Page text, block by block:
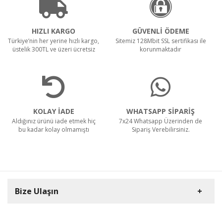
HIZLI KARGO
Türkiye’nin her yerine hızlı kargo,
üstelik 300TL ve üzeri ücretsiz
GÜVENLİ ÖDEME
Sitemiz 128Mbit SSL sertifikası ile
korunmaktadır
KOLAY İADE
Aldığınız ürünü iade etmek hiç
bu kadar kolay olmamıştı
WHATSAPP SİPARİŞ
7x24 Whatsapp Üzerinden de
Sipariş Verebilirsiniz.
Bize Ulaşın